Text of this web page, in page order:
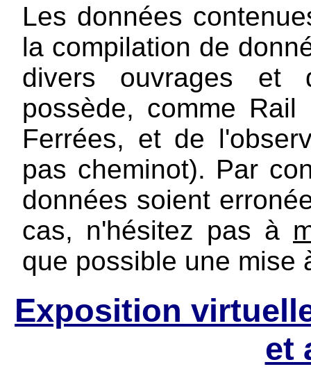
Les données
la compilation de
divers ouvrages
possède, comme
Ferrées, et de
pas cheminot). Par
données soient
cas, n'hésitez pas à
que possible une mise
Exposition
et